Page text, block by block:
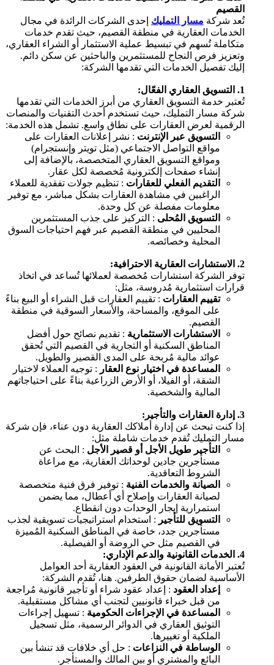
القصيم
تُعد شركة مسار التمليك إحدى الشركات الرائدة في مجال
الخدمات العقارية في منطقة القصيم، حيث تقدم خدمات
متكاملة تُسهم في تبسيط عملية الاستثمار أو الشراء العقاري،
وتعزيز فرص النجاح للمستثمرين والباحثين عن سكن دائم.
إليك تفصيل الخدمات التي تقدمها الشركة:
1. التسويق العقاري الفعّال:
تُعتبر خدمة التسويق العقاري من أبرز الخدمات التي تقدمها
شركة مسار التمليك، حيث تستخدم أحدث التقنيات والمنصات
الرقمية لعرض العقارات على نطاق واسع. تشمل هذه الخدمة:
التسويق عبر الإنترنت : نشر إعلانات العقارات على
مواقع التواصل الاجتماعي (مثل تويتر وإنستجرام)
ومواقع التسويق العقاري المتخصصة، بالإضافة إلى
إنشاء صفحات إلكترونية مُخصصة لكل عقار.
التقديم الفعلي للعقارات : تنظيم جولات تفقدية للعملاء
الراغبين في مشاهدة العقارات بشكل مباشر، مع توفير
معلومات مفصلة عن كل وحدة.
التسويق المُحلى : التركيز على جذب المستثمرين
المحليين في منطقة القصيم عبر فهم احتياجات السوق
المحلية وخصائصه.
2. الاستشارات العقارية الاحترافية:
توفر الشركة استشارات مُخصصة لعملائها تُساعد في اتخاذ
قرارات استثمارية مُدروسة، مثل:
تقييم العقارات : تقييم العقارات قبل الشراء أو البيع بناءً
على الموقع، والمساحة، والأسعار السوقية في منطقة
القصيم.
الاستشارات الاستثمارية : تقديم نصائح حول أفضل
المناطق السكنية أو التجارية في القصيم التي تُحقق
عوائد مالية مُربحة على المدى القصير والطويل.
المساعدة في اختيار نوع العقار : توجيه العملاء لاختيار
الشقة، أو الفيلا، أو الأرض الزراعية بناءً على احتياجاتهم
المالية والشخصية.
3. إدارة العقارات والتأجير:
إذا كنت تبحث عن إدارة أملاكك العقارية دون عناء، فإن شركة
مسار التمليك تُقدم خدمات شاملة مثل:
التأجير طويل الأجل أو قصير الأجل : البحث عن
مستأجرين جادين لوحداتك العقارية، مع مراعاة
الشروط التعاقدية.
الصيانة والخدمات الفنية : توفير فرق فنية متخصصة
لصيانة العقارات وإصلاح أي أعطال، مما يضمن
استمرارية إيجار الوحدات دون انقطاع.
التسويق للتأجير : استخدام استراتيجيات تسويقية لجذب
مستأجرين جدد، خاصة في المناطق السكنية المُميزة
في القصيم مثل حي الروضة أو الفيصلية.
4. الخدمات القانونية والدعم الإداري:
تُعتبر الأمانة القانونية في العقود العقارية أحد العوامل
الأساسية لضمان حقوق الطرفين. هنا، تُقدم الشركة:
إعداد العقود : إعداد عقود شراء أو تأجير قانونية مُراجعة
من قبل خبراء قانونيين لتجنب أي مشاكل مستقبلية.
المساعدة في الإجراءات الحكومية : تسهيل إجراءات
التوثيق العقاري في الدوائر الرسمية، مثل تسجيل
الملكية أو تغييرها.
الوساطة في النزاعات : حل أي خلافات قد تنشأ بين
البائع والمشتري أو بين المالك والمستأجر.